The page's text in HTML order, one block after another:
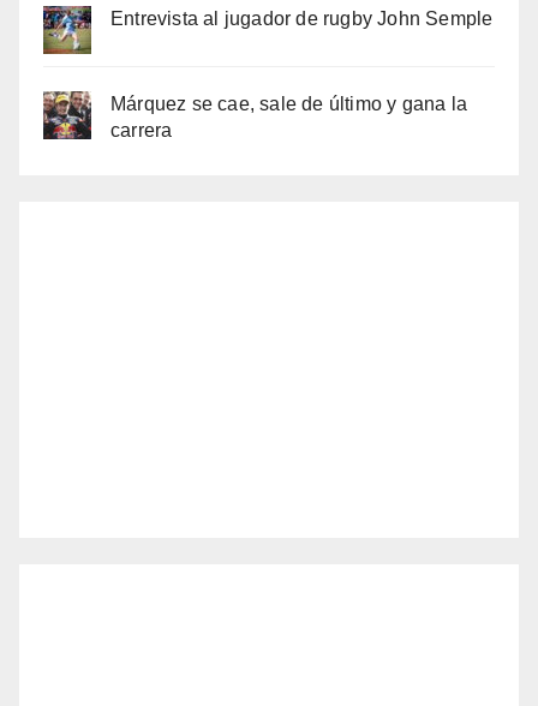
Entrevista al jugador de rugby John Semple
Márquez se cae, sale de último y gana la
carrera